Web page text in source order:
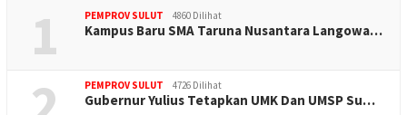
1 PEMPROV SULUT 4860 Dilihat
Kampus Baru SMA Taruna Nusantara Langowa…
PEMPROV SULUT 4726 Dilihat
Gubernur Yulius Tetapkan UMK Dan UMSP Su…